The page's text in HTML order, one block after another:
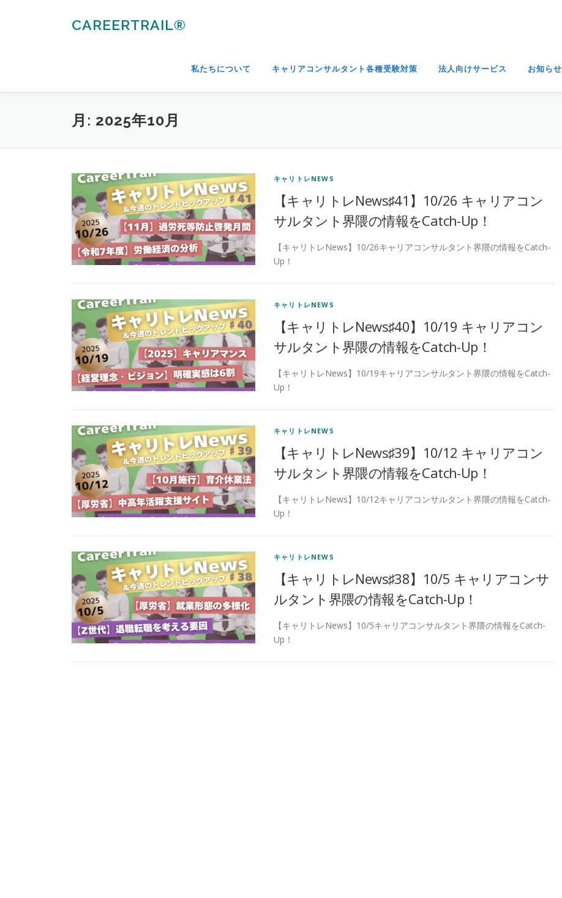
ス
CAREERTRAIL®
私たちについて キャリアコンサルタント各種受験対策 法人向けサービス お知らせ
月: 2025年10月
キャリトレNEWS
【キャリトレNews♯41】10/26 キャリアコン
サルタント界隈の情報をCatch-Up！
【キャリトレNews】10/26キャリアコンサルタント界隈の情報をCatch-
Up！
キャリトレNEWS
【キャリトレNews♯40】10/19 キャリアコン
サルタント界隈の情報をCatch-Up！
【キャリトレNews】10/19キャリアコンサルタント界隈の情報をCatch-
Up！
キャリトレNEWS
【キャリトレNews♯39】10/12 キャリアコン
サルタント界隈の情報をCatch-Up！
【キャリトレNews】10/12キャリアコンサルタント界隈の情報をCatch-
Up！
キャリトレNEWS
【キャリトレNews♯38】10/5 キャリアコンサ
ルタント界隈の情報をCatch-Up！
【キャリトレNews】10/5キャリアコンサルタント界隈の情報をCatch-
Up！